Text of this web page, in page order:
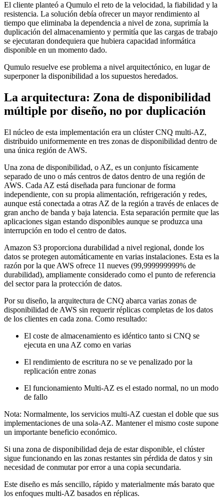
El cliente planteó a Qumulo el reto de la velocidad, la fiabilidad y la
resistencia. La solución debía ofrecer un mayor rendimiento al
tiempo que eliminaba la dependencia a nivel de zona, suprimía la
duplicación del almacenamiento y permitía que las cargas de trabajo
se ejecutaran dondequiera que hubiera capacidad informática
disponible en un momento dado.
Qumulo resuelve ese problema a nivel arquitectónico, en lugar de
superponer la disponibilidad a los supuestos heredados.
La arquitectura: Zona de disponibilidad
múltiple por diseño, no por duplicación
El núcleo de esta implementación era un clúster CNQ multi-AZ,
distribuido uniformemente en tres zonas de disponibilidad dentro de
una única región de AWS.
Una zona de disponibilidad, o AZ, es un conjunto físicamente
separado de uno o más centros de datos dentro de una región de
AWS. Cada AZ está diseñada para funcionar de forma
independiente, con su propia alimentación, refrigeración y redes,
aunque está conectada a otras AZ de la región a través de enlaces de
gran ancho de banda y baja latencia. Esta separación permite que las
aplicaciones sigan estando disponibles aunque se produzca una
interrupción en todo el centro de datos.
Amazon S3 proporciona durabilidad a nivel regional, donde los
datos se protegen automáticamente en varias instalaciones. Esta es la
razón por la que AWS ofrece 11 nueves (99,999999999% de
durabilidad), ampliamente considerado como el punto de referencia
del sector para la protección de datos.
Por su diseño, la arquitectura de CNQ abarca varias zonas de
disponibilidad de AWS sin requerir réplicas completas de los datos
de los clientes en cada zona. Como resultado:
El coste de almacenamiento es idéntico tanto si CNQ se
ejecuta en una AZ como en varias
El rendimiento de escritura no se ve penalizado por la
replicación entre zonas
El funcionamiento Multi-AZ es el estado normal, no un modo
de fallo
Nota: Normalmente, los servicios multi-AZ cuestan el doble que sus
implementaciones de una sola-AZ. Mantener el mismo coste supone
un importante beneficio económico.
Si una zona de disponibilidad deja de estar disponible, el clúster
sigue funcionando en las zonas restantes sin pérdida de datos y sin
necesidad de conmutar por error a una copia secundaria.
Este diseño es más sencillo, rápido y materialmente más barato que
los enfoques multi-AZ basados en réplicas.